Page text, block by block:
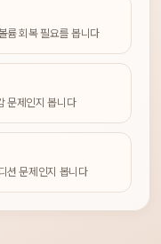
륨 회복 필요를 봅니다
문제인지 봅니다
션 문제인지 봅니다